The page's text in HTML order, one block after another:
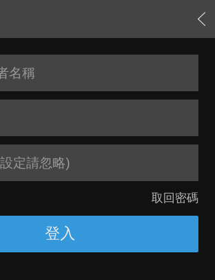
定請忽略)
取回密碼
登入